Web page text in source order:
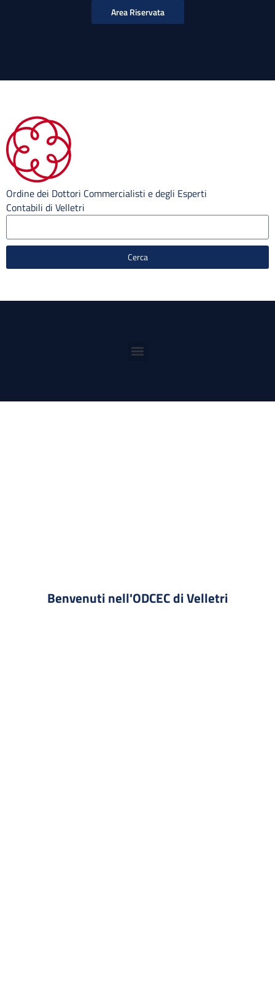
Area Riservata
Ordine dei Dottori Commercialisti e degli Esperti
Contabili di Velletri
Cerca
Benvenuti nell'ODCEC di Velletri